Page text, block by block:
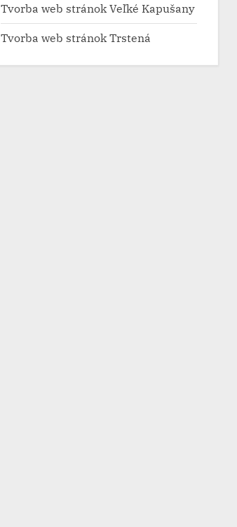
Tvorba web stránok​ Veľké Kapušany
Tvorba web stránok​ Trstená